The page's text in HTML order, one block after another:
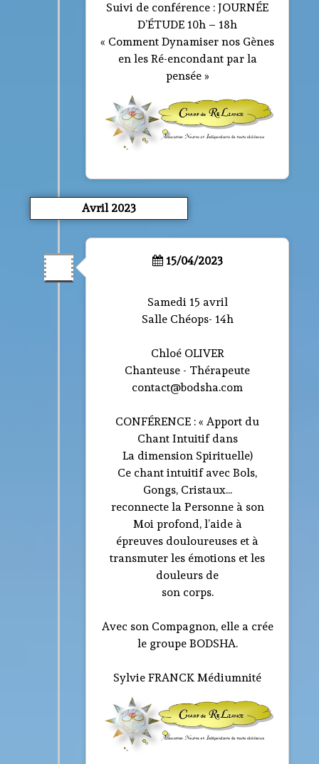
Suivi de conférence : JOURNÉE
D’ÉTUDE 10h – 18h
« Comment Dynamiser nos Gènes
en les Ré-encondant par la
pensée »
Avril 2023
15/04/2023
Samedi 15 avril
Salle Chéops- 14h
Chloé OLIVER
Chanteuse - Thérapeute
contact@bodsha.com
CONFÉRENCE : « Apport du
Chant Intuitif dans
La dimension Spirituelle)
Ce chant intuitif avec Bols,
Gongs, Cristaux...
reconnecte la Personne à son
Moi profond, l’aide à
épreuves douloureuses et à
transmuter les émotions et les
douleurs de
son corps.
Avec son Compagnon, elle a crée
le groupe BODSHA.
Sylvie FRANCK Médiumnité